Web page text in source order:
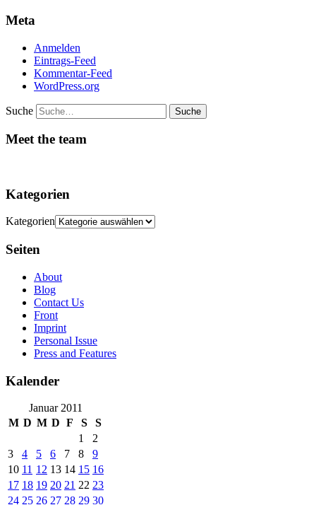
Meta
Anmelden
Eintrags-Feed
Kommentar-Feed
WordPress.org
Suche
Meet the team
Kategorien
Kategorien
Seiten
About
Blog
Contact Us
Front
Imprint
Personal Issue
Press and Features
Kalender
Januar 2011
M D M D F S
S
1
2
3
4 5 6 7 8
9
10 11 12 13 14 15 16
17 18 19 20 21 22 23
24 25 26 27 28 29 30